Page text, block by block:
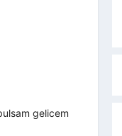
gelicem